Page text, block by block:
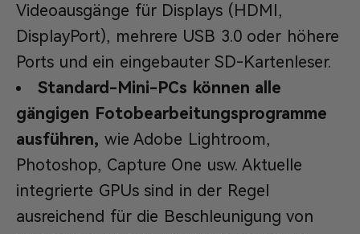
Videoausgänge für Displays (HDMI,
DisplayPort), mehrere USB 3.0 oder höhere
Ports und ein eingebauter SD-Kartenleser.
Standard-Mini-PCs können alle
gängigen Fotobearbeitungsprogramme
ausführen, wie Adobe Lightroom,
Photoshop, Capture One usw. Aktuelle
integrierte GPUs sind in der Regel
ausreichend für die Beschleunigung von